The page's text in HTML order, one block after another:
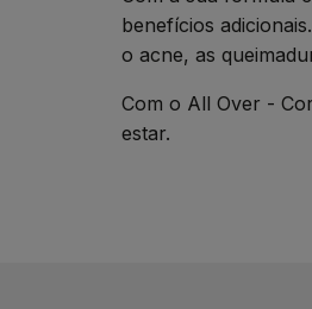
benefícios
o acne, as
Com o All Over -
estar.